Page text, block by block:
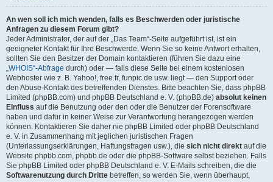
An wen soll ich mich wenden, falls es Beschwerden oder juristische
Anfragen zu diesem Forum gibt?
Jeder Administrator, der auf der „Das Team“-Seite aufgeführt ist, ist ein
geeigneter Kontakt für Ihre Beschwerde. Wenn Sie so keine Antwort erhalten,
sollten Sie den Besitzer der Domain kontaktieren (führen Sie dazu eine
„WHOIS“-Abfrage durch) oder — falls diese Seite bei einem kostenlosen
Webhoster wie z. B. Yahoo!, free.fr, funpic.de usw. liegt — den Support oder
den Abuse-Kontakt des betreffenden Dienstes. Bitte beachten Sie, dass phpBB
Limited (phpBB.com) und phpBB Deutschland e. V. (phpBB.de) absolut keinen
Einfluss auf die Benutzung oder den oder die Benutzer der Forensoftware
haben und dafür in keiner Weise zur Verantwortung herangezogen werden
können. Kontaktieren Sie daher nie phpBB Limited oder phpBB Deutschland
e. V. in Zusammenhang mit jeglichen juristischen Fragen
(Unterlassungserklärungen, Haftungsfragen usw.), die sich nicht direkt auf die
Website phpbb.com, phpbb.de oder die phpBB-Software selbst beziehen. Falls
Sie phpBB Limited oder phpBB Deutschland e. V. E-Mails schreiben, die die
Softwarenutzung durch Dritte betreffen, so werden Sie, wenn überhaupt,